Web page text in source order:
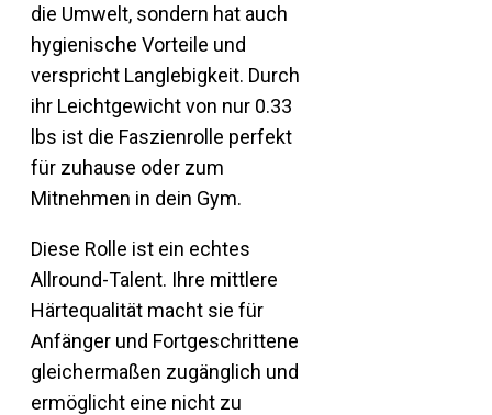
die Umwelt, sondern hat auch
hygienische Vorteile und
verspricht Langlebigkeit. Durch
ihr Leichtgewicht von nur 0.33
lbs ist die Faszienrolle perfekt
für zuhause oder zum
Mitnehmen in dein Gym.
Diese Rolle ist ein echtes
Allround-Talent. Ihre mittlere
Härtequalität macht sie für
Anfänger und Fortgeschrittene
gleichermaßen zugänglich und
ermöglicht eine nicht zu